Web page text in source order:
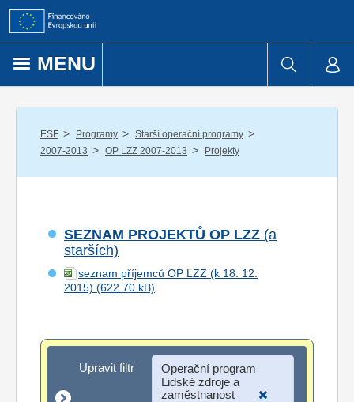
Přejít k obsahu
MENU
ESF / Programy / Starší operační programy /
2007-2013 / OP LZZ 2007-2013 / Projekty
SEZNAM PROJEKTŮ OP LZZ (a
starších)
seznam příjemců OP LZZ (k 18. 12.
2015)
Upravit filtr
Upravit filtr
Operační program
Lidské zdroje a
zaměstnanost